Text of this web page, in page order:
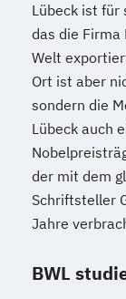
Lübeck ist für
das die Firma
Welt
Ort ist aber
sondern die
Lübeck auch
der mit dem
Schriftsteller
Jahre
BWL